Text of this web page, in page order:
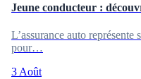
Jeune conducteur :
L’assurance auto représente
pour…
3 Août